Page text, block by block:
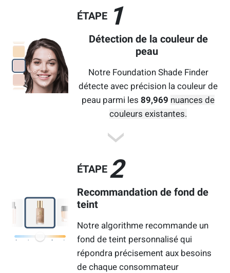
ÉTAPE 1
Détection de la couleur de
peau
Notre Foundation Shade Finder
détecte avec précision la couleur de
peau parmi les 89,969 nuances de
couleurs existantes.
ÉTAPE 2
Recommandation de fond de
teint
Notre algorithme recommande un
fond de teint personnalisé qui
répondra précisement aux besoins
de chaque consommateur